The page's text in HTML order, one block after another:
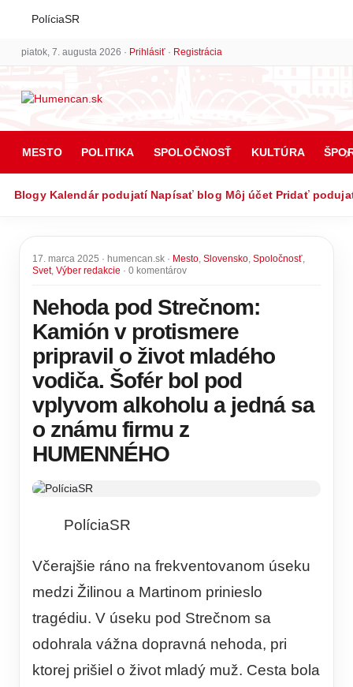
PolíciaSR
piatok, 7. augusta 2026 · Prihlásiť· Registrácia
MESTO POLITIKA SPOLOČNOSŤ KULTÚRA
Blogy Kalendár podujatí Napísať blog Môj účet Pridať
17. marca 2025 · humencan.sk · Mesto, Slovensko, Spoločnosť,
Svet, Výber redakcie · 0 komentárov
Nehoda pod Strečnom:
Kamión v protismere
pripravil o život mladého
vodiča. Šofér bol pod
vplyvom alkoholu a jedná sa
o známu firmu z
HUMENNÉHO
PolíciaSR
Včerajšie ráno na frekventovanom úseku
medzi Žilinou a Martinom prinieslo
tragédiu. V úseku pod Strečnom sa
odohrala vážna dopravná nehoda, pri
ktorej prišiel o život mladý muž. Cesta bola